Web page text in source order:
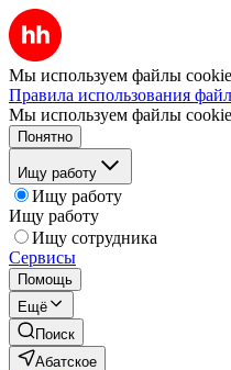
Мы используем файлы
Правила использования
Мы используем файлы
Понятно
Ищу работу
Ищу работу
Ищу работу
Ищу сотрудника
Сервисы
Помощь
Ещё
Поиск
Абатское